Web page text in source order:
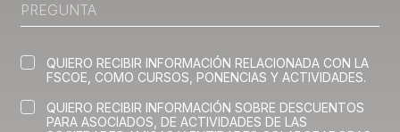
QUIERO RECIBIR INFORMACIÓN RELACIONADA CON LA
FSCOE, COMO CURSOS, PONENCIAS Y ACTIVIDADES.
QUIERO RECIBIR INFORMACIÓN SOBRE DESCUENTOS
PARA ASOCIADOS, DE ACTIVIDADES DE LAS